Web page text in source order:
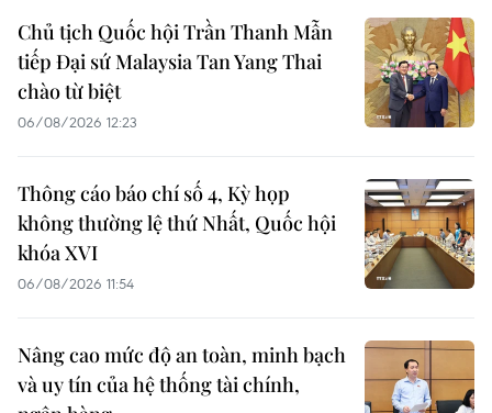
Chủ tịch Quốc hội Trần Thanh Mẫn
tiếp Đại sứ Malaysia Tan Yang Thai
chào từ biệt
06/08/2026 12:23
Thông cáo báo chí số 4, Kỳ họp
không thường lệ thứ Nhất, Quốc hội
khóa XVI
06/08/2026 11:54
Nâng cao mức độ an toàn, minh bạch
và uy tín của hệ thống tài chính,